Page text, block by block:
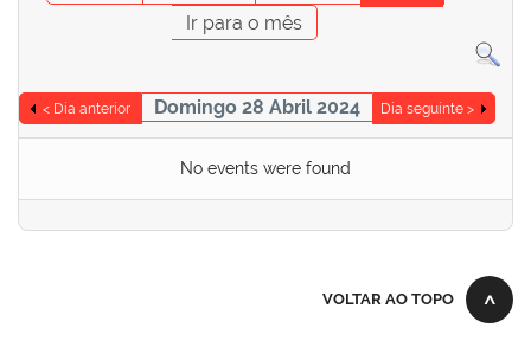
Ir para o mês
< Dia anterior Domingo 28 Abril 2024 Dia seguinte >
No events were found
VOLTAR AO TOPO